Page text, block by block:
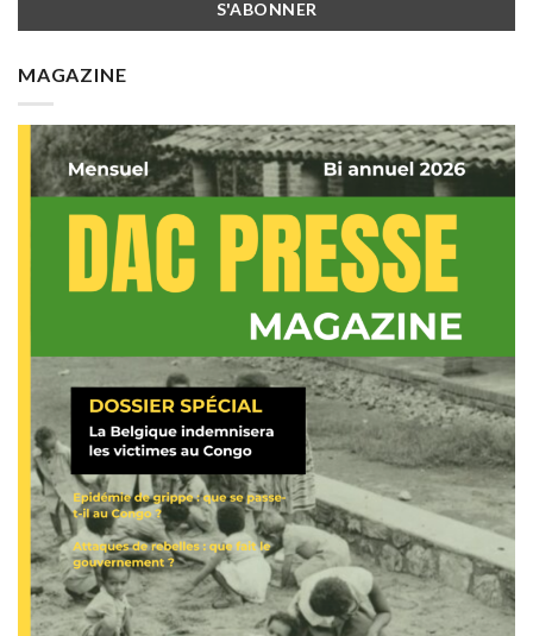
MAGAZINE